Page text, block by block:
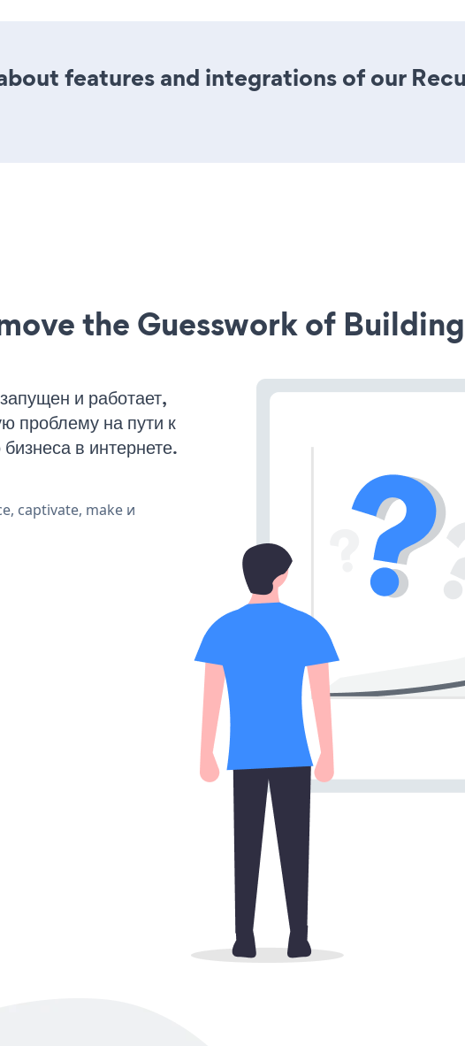
features and integrations of our
the Guesswork of
и работает,
проблему на пути к
в интернете.
captivate, make и